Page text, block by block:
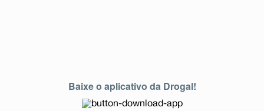
Baixe o aplicativo da Drogal!